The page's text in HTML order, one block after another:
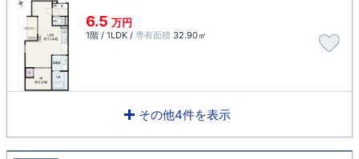
6.5 万円
1階 / 1LDK / 専有面積 32.90㎡
その他4件を表示